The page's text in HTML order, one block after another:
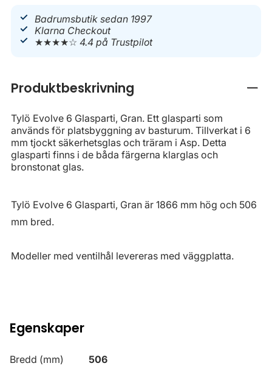
Badrumsbutik sedan 1997
Klarna Checkout
★★★★☆4.4 på Trustpilot
Produktbeskrivning
Tylö Evolve 6 Glasparti, Gran. Ett glasparti som
används för platsbyggning av basturum. Tillverkat i 6
mm tjockt säkerhetsglas och träram i Asp. Detta
glasparti finns i de båda färgerna klarglas och
bronstonat glas.
Tylö Evolve 6 Glasparti, Gran är 1866 mm hög och 506
mm bred.
Modeller med ventilhål levereras med väggplatta.
Egenskaper
Bredd (mm) 506